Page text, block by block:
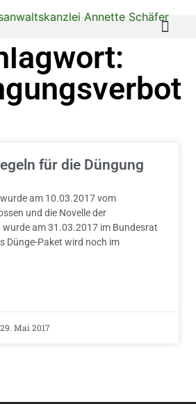
für die Düngung
am 10.03.2017 vom
und die Novelle der
wurde am 31.03.2017 im Bundesrat
Dünge-Paket wird noch im
29. Mai 2017